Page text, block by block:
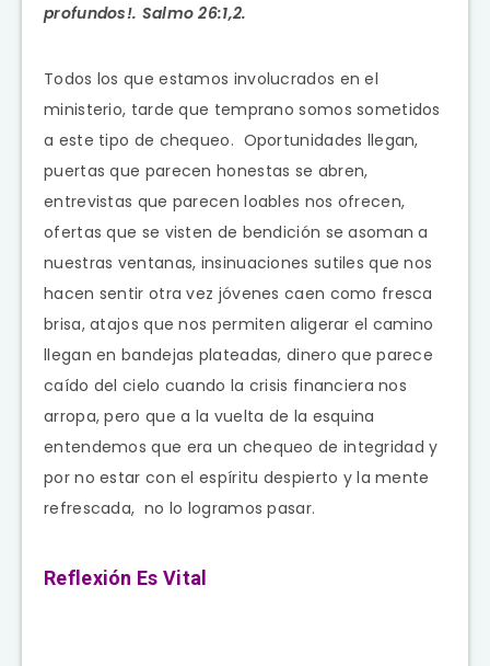
profundos!. Salmo 26:1,2.
Todos los que estamos involucrados en el
ministerio, tarde que temprano somos sometidos
a este tipo de chequeo. Oportunidades llegan,
puertas que parecen honestas se abren,
entrevistas que parecen loables nos ofrecen,
ofertas que se visten de bendición se asoman a
nuestras ventanas, insinuaciones sutiles que nos
hacen sentir otra vez jóvenes caen como fresca
brisa, atajos que nos permiten aligerar el camino
llegan en bandejas plateadas, dinero que parece
caído del cielo cuando la crisis financiera nos
arropa, pero que a la vuelta de la esquina
entendemos que era un chequeo de integridad y
por no estar con el espíritu despierto y la mente
refrescada, no lo logramos pasar.
Reflexión Es Vital